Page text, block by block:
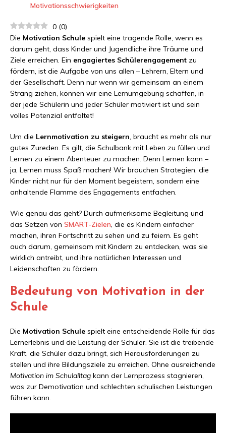
Motivationsschwierigkeiten
0 (0)
Die Motivation Schule spielt eine tragende Rolle, wenn es
darum geht, dass Kinder und Jugendliche ihre Träume und
Ziele erreichen. Ein engagiertes Schülerengagement zu
fördern, ist die Aufgabe von uns allen – Lehrern, Eltern und
der Gesellschaft. Denn nur wenn wir gemeinsam an einem
Strang ziehen, können wir eine Lernumgebung schaffen, in
der jede Schülerin und jeder Schüler motiviert ist und sein
volles Potenzial entfaltet!
Um die Lernmotivation zu steigern, braucht es mehr als nur
gutes Zureden. Es gilt, die Schulbank mit Leben zu füllen und
Lernen zu einem Abenteuer zu machen. Denn Lernen kann –
ja, Lernen muss Spaß machen! Wir brauchen Strategien, die
Kinder nicht nur für den Moment begeistern, sondern eine
anhaltende Flamme des Engagements entfachen.
Wie genau das geht? Durch aufmerksame Begleitung und
das Setzen von SMART-Zielen, die es Kindern einfacher
machen, ihren Fortschritt zu sehen und zu feiern. Es geht
auch darum, gemeinsam mit Kindern zu entdecken, was sie
wirklich antreibt, und ihre natürlichen Interessen und
Leidenschaften zu fördern.
Bedeutung von Motivation in der
Schule
Die Motivation Schule spielt eine entscheidende Rolle für das
Lernerlebnis und die Leistung der Schüler. Sie ist die treibende
Kraft, die Schüler dazu bringt, sich Herausforderungen zu
stellen und ihre Bildungsziele zu erreichen. Ohne ausreichende
Motivation im Schulalltag kann der Lernprozess stagnieren,
was zur Demotivation und schlechten schulischen Leistungen
führen kann.